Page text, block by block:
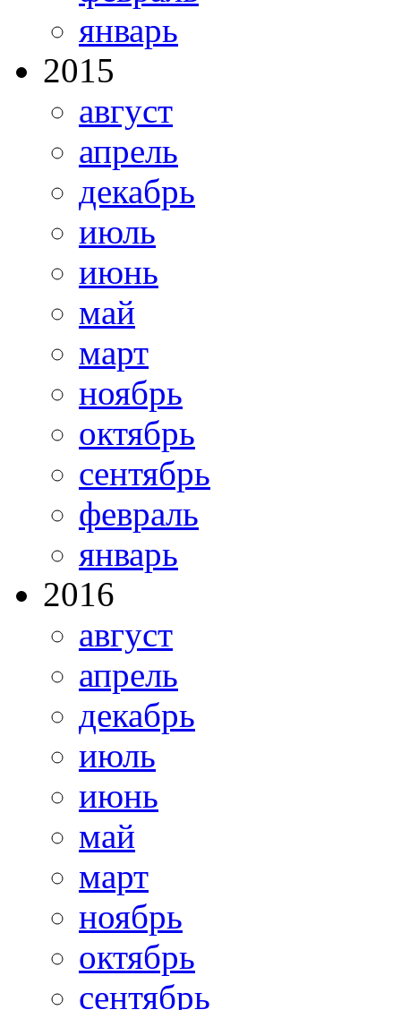
январь
2015
август
апрель
декабрь
июль
июнь
май
март
ноябрь
октябрь
сентябрь
февраль
январь
2016
август
апрель
декабрь
июль
июнь
май
март
ноябрь
октябрь
сентябрь